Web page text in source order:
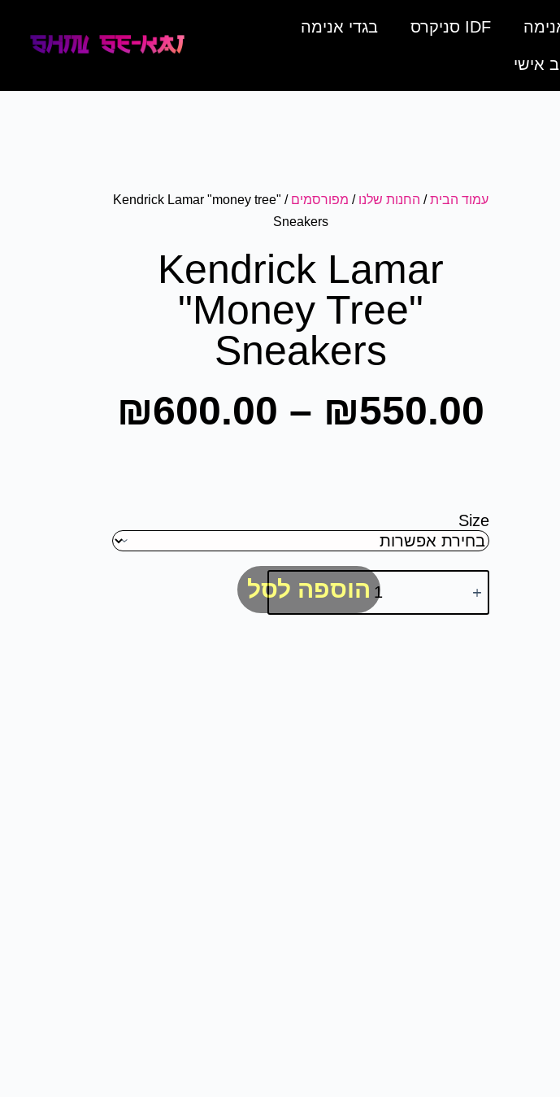
IDF סניקרס בגדי אנימה
אישי
עמוד הבית/ החנות שלנו / מפורסמים
/ Kendrick Lamar "money tree"
Sneakers
Kendrick Lamar
"money Tree"
Sneakers
₪550.00
–
₪600.00
Size
הוספה לסל